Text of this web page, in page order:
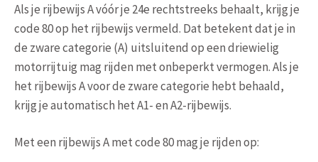
Als je rijbewijs A vóór je 24e rechtstreeks behaalt, krijg je
code 80 op het rijbewijs vermeld. Dat betekent dat je in
de zware categorie (A) uitsluitend op een driewielig
motorrijtuig mag rijden met onbeperkt vermogen. Als je
het rijbewijs A voor de zware categorie hebt behaald,
krijg je automatisch het A1- en A2-rijbewijs.
Met een rijbewijs A met code 80 mag je rijden op: